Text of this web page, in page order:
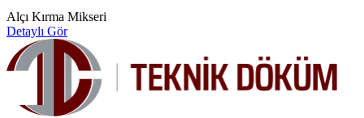
Alçı Kırma Mikseri
Detaylı Gör